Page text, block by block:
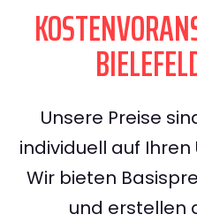
Unsere Preise
individuell auf
Wir bieten
und erstellen